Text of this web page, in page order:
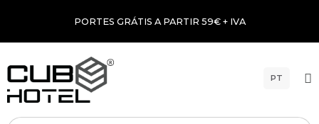
PORTES GRÁTIS A PARTIR 59€ + IVA
PT